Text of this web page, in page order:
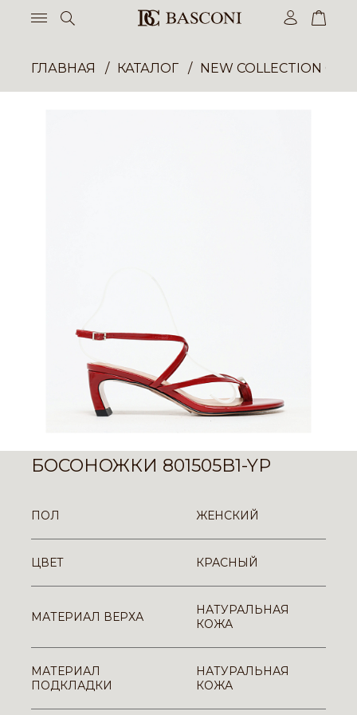
ГЛАВНАЯ КАТАЛОГ NEW COLLECTION
БОСОНОЖКИ 801505B1-YP
ПОЛ ЖЕНСКИЙ
ЦВЕТ КРАСНЫЙ
МАТЕРИАЛ ВЕРХА
НАТУРАЛЬНАЯ
КОЖА
МАТЕРИАЛ
ПОДКЛАДКИ
НАТУРАЛЬНАЯ
КОЖА